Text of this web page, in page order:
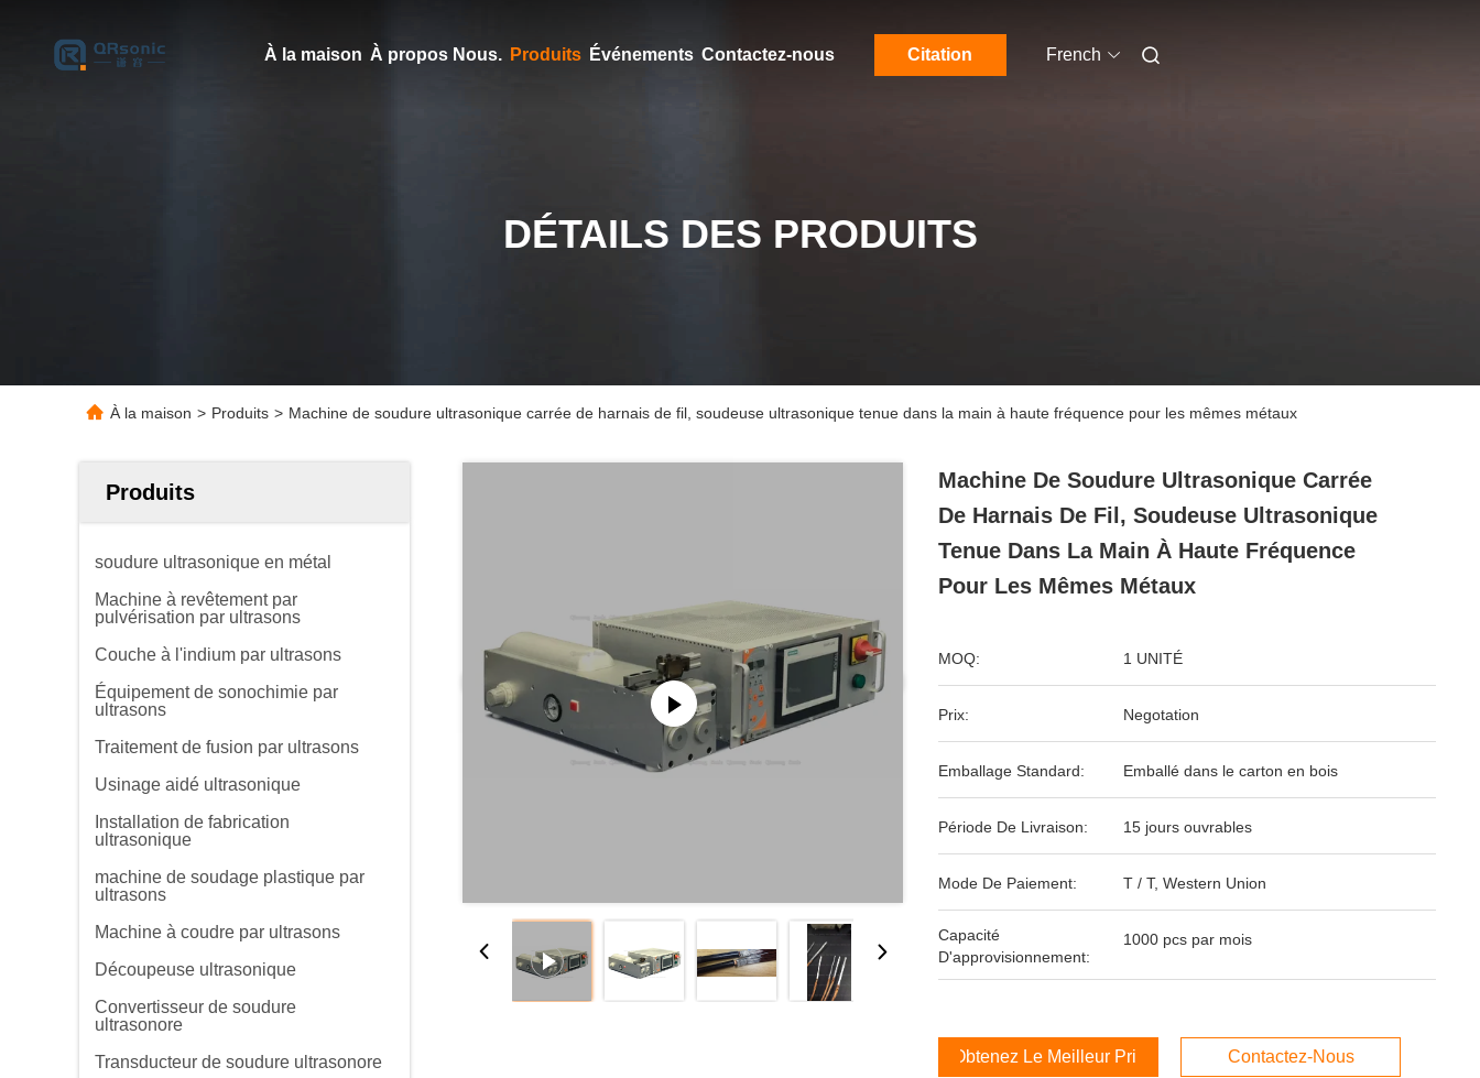
À la maison À propos Nous. Produits Événements Contactez-nous Citation French
DÉTAILS DES PRODUITS
À la maison > Produits > Machine de soudure ultrasonique carrée de harnais de fil, soudeuse ultrasonique tenue dans la main à haute fréquence pour les mêmes métaux
Produits
soudure ultrasonique en métal
Machine à revêtement par
pulvérisation par ultrasons
Couche à l'indium par ultrasons
Équipement de sonochimie par
ultrasons
Traitement de fusion par ultrasons
Usinage aidé ultrasonique
Installation de fabrication
ultrasonique
machine de soudage plastique par
ultrasons
Machine à coudre par ultrasons
Découpeuse ultrasonique
Convertisseur de soudure
ultrasonore
Transducteur de soudure ultrasonore
Machine De Soudure Ultrasonique Carrée
De Harnais De Fil, Soudeuse Ultrasonique
Tenue Dans La Main À Haute Fréquence
Pour Les Mêmes Métaux
MOQ: 1 UNITÉ
Prix: Negotation
Emballage Standard: Emballé dans le carton en bois
Période De Livraison: 15 jours ouvrables
Mode De Paiement: T / T, Western Union
Capacité
D'approvisionnement:
1000 pcs par mois
Obtenez Le Meilleur Prix Contactez-Nous